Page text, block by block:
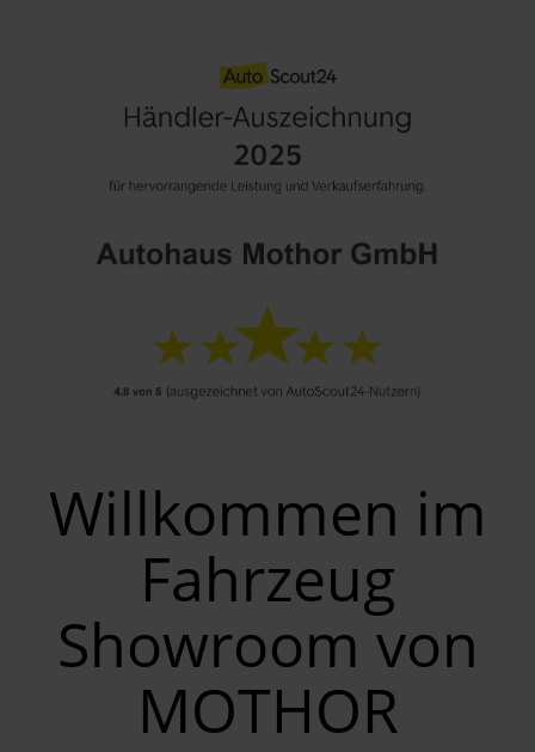
Willkommen im
Fahrzeug
Showroom von
MOTHOR